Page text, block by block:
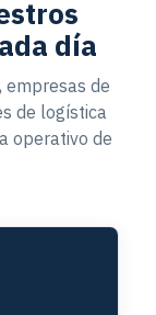
día
empresas de
de logística
operativo de